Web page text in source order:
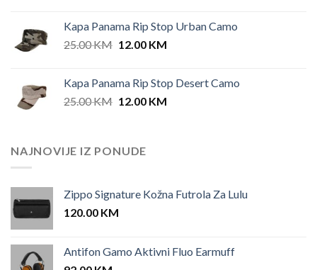
Kapa Panama Rip Stop Urban Camo
25.00KM Original
25.00 KM.
12.00 KMCurrent
12.00 KM.
Kapa Panama Rip Stop Desert Camo
25.00KM Original
25.00 KM.
12.00 KMCurrent
NAJNOVIJE IZ PONUDE
Zippo Signature Kožna Futrola Za Lulu
120.00 KM
Antifon Gamo Aktivni Fluo Earmuff